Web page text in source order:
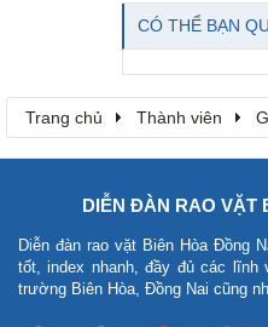
CÓ THỂ BẠN
Trang chủ Thành viên
DIỄN ĐÀN RAO VẶT
Diễn đàn rao vặt Biên Hòa Đồng
tốt, index nhanh, đầy đủ các lĩnh
trường Biên Hòa, Đồng Nai cũng